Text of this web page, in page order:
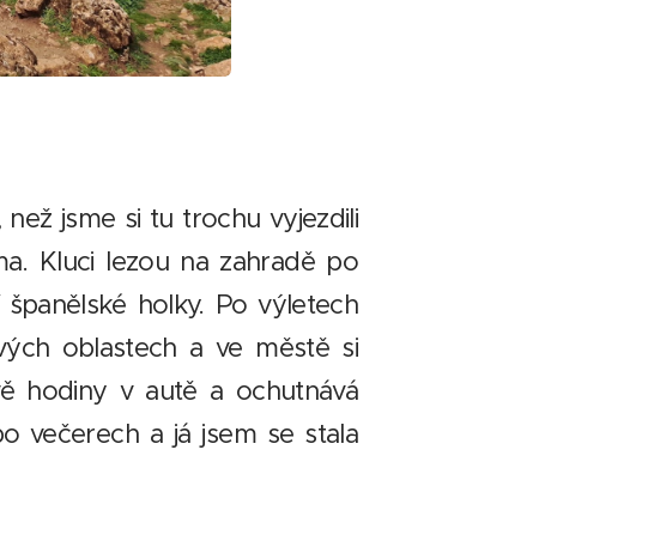
jsme si tu trochu vyjezdili
Kluci lezou na zahradě po
holky. Po výletech
oblastech a ve městě si
hodiny v autě a ochutnává
večerech a já jsem se stala